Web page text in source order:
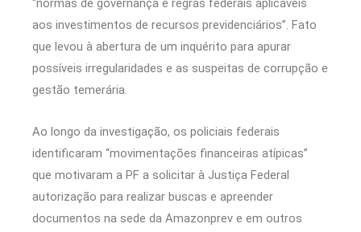
“normas de governança e regras federais aplicáveis
aos investimentos de recursos previdenciários”. Fato
que levou à abertura de um inquérito para apurar
possíveis irregularidades e as suspeitas de corrupção e
gestão temerária.
Ao longo da investigação, os policiais federais
identificaram “movimentações financeiras atípicas”
que motivaram a PF a solicitar à Justiça Federal
autorização para realizar buscas e apreender
documentos na sede da Amazonprev e em outros